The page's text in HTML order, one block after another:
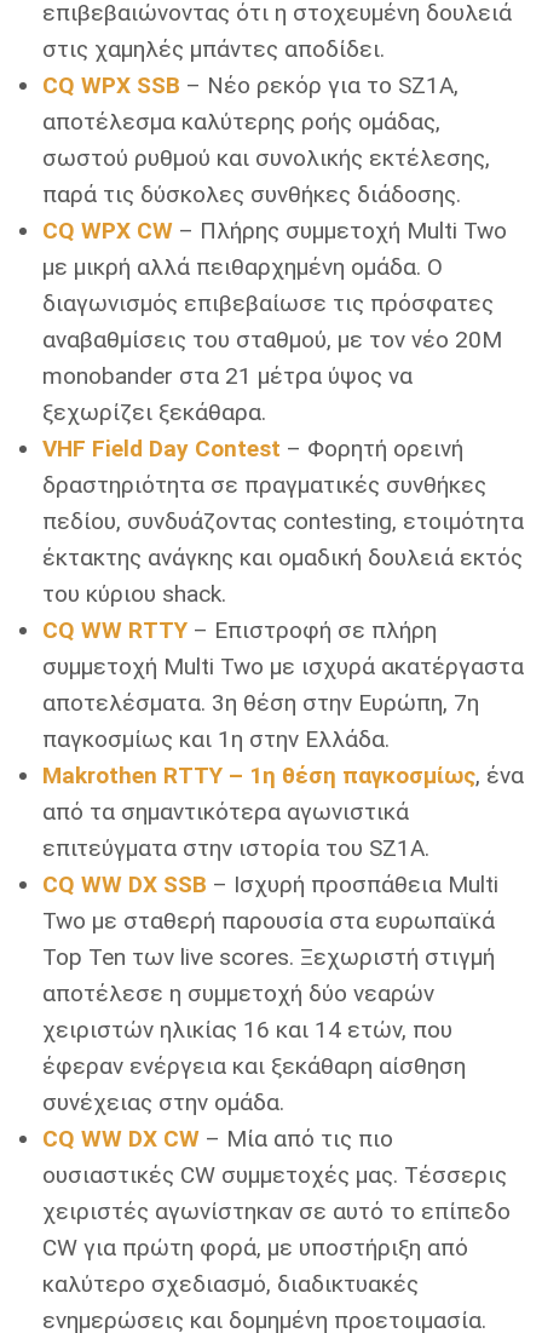
επιβεβαιώνοντας ότι η στοχευμένη δουλειά
στις χαμηλές μπάντες αποδίδει.
CQ WPX SSB – Νέο ρεκόρ για το SZ1A,
αποτέλεσμα καλύτερης ροής ομάδας,
σωστού ρυθμού και συνολικής εκτέλεσης,
παρά τις δύσκολες συνθήκες διάδοσης.
CQ WPX CW – Πλήρης συμμετοχή Multi Two
με μικρή αλλά πειθαρχημένη ομάδα. Ο
διαγωνισμός επιβεβαίωσε τις πρόσφατες
αναβαθμίσεις του σταθμού, με τον νέο 20M
monobander στα 21 μέτρα ύψος να
ξεχωρίζει ξεκάθαρα.
VHF Field Day Contest – Φορητή ορεινή
δραστηριότητα σε πραγματικές συνθήκες
πεδίου, συνδυάζοντας contesting, ετοιμότητα
έκτακτης ανάγκης και ομαδική δουλειά εκτός
του κύριου shack.
CQ WW RTTY – Επιστροφή σε πλήρη
συμμετοχή Multi Two με ισχυρά ακατέργαστα
αποτελέσματα. 3η θέση στην Ευρώπη, 7η
παγκοσμίως και 1η στην Ελλάδα.
Makrothen RTTY – 1η θέση παγκοσμίως, ένα
από τα σημαντικότερα αγωνιστικά
επιτεύγματα στην ιστορία του SZ1A.
CQ WW DX SSB – Ισχυρή προσπάθεια Multi
Two με σταθερή παρουσία στα ευρωπαϊκά
Top Ten των live scores. Ξεχωριστή στιγμή
αποτέλεσε η συμμετοχή δύο νεαρών
χειριστών ηλικίας 16 και 14 ετών, που
έφεραν ενέργεια και ξεκάθαρη αίσθηση
συνέχειας στην ομάδα.
CQ WW DX CW – Μία από τις πιο
ουσιαστικές CW συμμετοχές μας. Τέσσερις
χειριστές αγωνίστηκαν σε αυτό το επίπεδο
CW για πρώτη φορά, με υποστήριξη από
καλύτερο σχεδιασμό, διαδικτυακές
ενημερώσεις και δομημένη προετοιμασία.